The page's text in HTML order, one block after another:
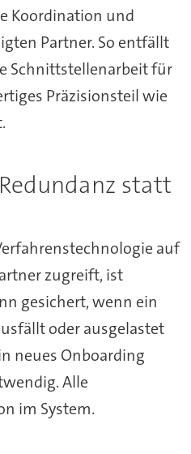
Koordination und
Partner. So entfällt
Schnittstellenarbeit für
Präzisionsteil wie
statt
auf
zugreift, ist
gesichert, wenn ein
oder ausgelastet
neues Onboarding
Alle
im System.